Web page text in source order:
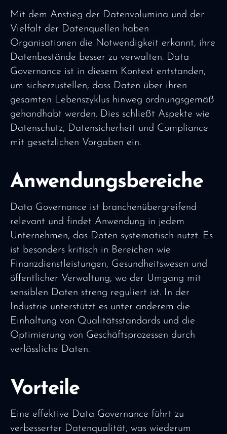
Mit dem Anstieg der Datenvolumina und der
Vielfalt der Datenquellen haben
Organisationen die Notwendigkeit erkannt, ihre
Datenbestände besser zu verwalten. Data
Governance ist in diesem Kontext entstanden,
um sicherzustellen, dass Daten über ihren
gesamten Lebenszyklus hinweg ordnungsgemäß
gehandhabt werden. Dies schließt Aspekte wie
Datenschutz, Datensicherheit und Compliance
mit gesetzlichen Vorgaben ein.
Anwendungsbereiche
Data Governance ist branchenübergreifend
relevant und findet Anwendung in jedem
Unternehmen, das Daten systematisch nutzt. Es
ist besonders kritisch in Bereichen wie
Finanzdienstleistungen, Gesundheitswesen und
öffentlicher Verwaltung, wo der Umgang mit
sensiblen Daten streng reguliert ist. In der
Industrie unterstützt es unter anderem die
Einhaltung von Qualitätsstandards und die
Optimierung von Geschäftsprozessen durch
verlässliche Daten.
Vorteile
Eine effektive Data Governance führt zu
verbesserter Datenqualität, was wiederum